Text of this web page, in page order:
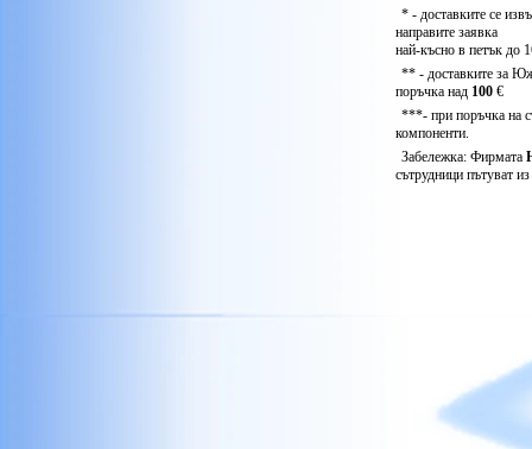
* - доставките се
направите заявка
най-късно в петък до
** - доставките за
поръчка над 100 €
***- при поръчка на
компоненти.
Забележка: Фирмата
сътрудници пътуват из